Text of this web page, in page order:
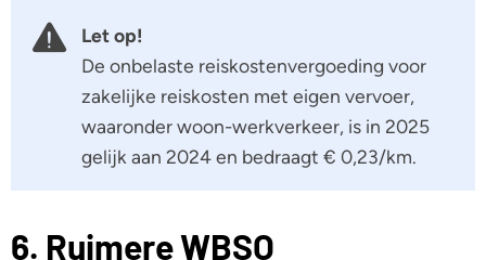
Let op!
De onbelaste reiskostenvergoeding voor
zakelijke reiskosten met eigen vervoer,
waaronder woon-werkverkeer, is in 2025
gelijk aan 2024 en bedraagt € 0,23/km.
6. Ruimere WBSO